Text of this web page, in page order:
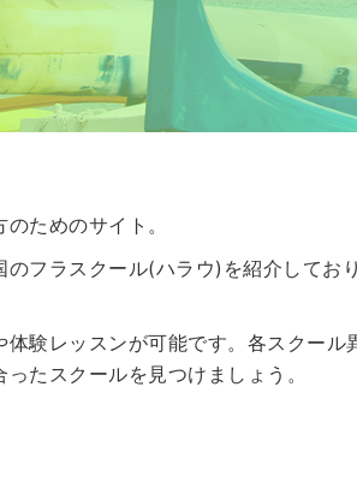
ためのサイト。
フラスクール(ハラウ)を紹介してお
験レッスンが可能です。各スクール
たスクールを見つけましょう。